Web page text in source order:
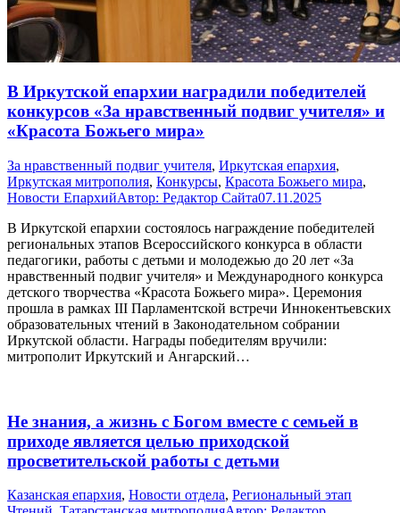
В Иркутской епархии наградили победителей
конкурсов «За нравственный подвиг учителя» и
«Красота Божьего мира»
За нравственный подвиг учителя, Иркутская епархия,
Иркутская митрополия, Конкурсы, Красота Божьего мира,
Новости ЕпархийАвтор: Редактор Сайта07.11.2025
В Иркутской епархии состоялось награждение победителей
региональных этапов Всероссийского конкурса в области
педагогики, работы с детьми и молодежью до 20 лет «За
нравственный подвиг учителя» и Международного конкурса
детского творчества «Красота Божьего мира». Церемония
прошла в рамках III Парламентской встречи Иннокентьевских
образовательных чтений в Законодательном собрании
Иркутской области. Награды победителям вручили:
митрополит Иркутский и Ангарский…
Не знания, а жизнь с Богом вместе с семьей в
приходе является целью приходской
просветительской работы с детьми
Казанская епархия, Новости отдела, Региональный этап